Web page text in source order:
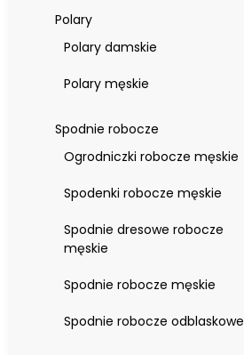
Polary
Polary damskie
Polary męskie
Spodnie robocze
Ogrodniczki robocze męskie
Spodenki robocze męskie
Spodnie dresowe robocze
męskie
Spodnie robocze męskie
Spodnie robocze odblaskowe